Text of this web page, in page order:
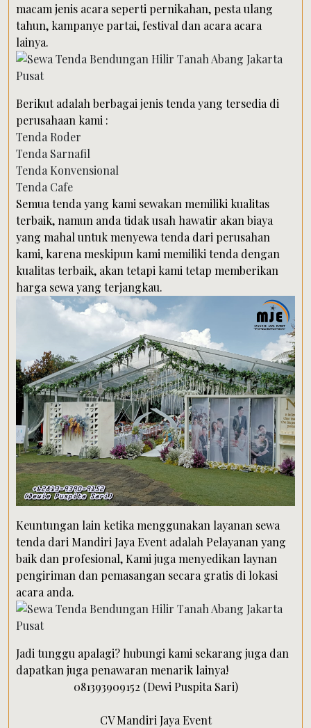
macam jenis acara seperti pernikahan, pesta ulang
tahun, kampanye partai, festival dan acara acara
lainya.
Berikut adalah berbagai jenis tenda yang tersedia di
perusahaan kami :
Tenda Roder
Tenda Sarnafil
Tenda Konvensional
Tenda Cafe
Semua tenda yang kami sewakan memiliki kualitas
terbaik, namun anda tidak usah hawatir akan biaya
yang mahal untuk menyewa tenda dari perusahan
kami, karena meskipun kami memiliki tenda dengan
kualitas terbaik, akan tetapi kami tetap memberikan
harga sewa yang terjangkau.
Keuntungan lain ketika menggunakan layanan sewa
tenda dari Mandiri Jaya Event adalah Pelayanan yang
baik dan profesional, Kami juga menyedikan laynan
pengiriman dan pemasangan secara gratis di lokasi
acara anda.
Jadi tunggu apalagi? hubungi kami sekarang juga dan
dapatkan juga penawaran menarik lainya!
081393909152 (Dewi Puspita Sari)
CV Mandiri Jaya Event